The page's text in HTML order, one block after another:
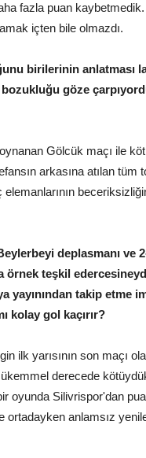
fazla puan
içten bile olmazdı.
birilerinin anlatması
göze
Gölcük maçı ile
arkasına atılan
deplasmanı
örnek teşkil
yayınından takip etme
kolay gol kaçırır?
ilk yarısının son maçı
derecede
oyunda Silivrispor'dan
anlamsız